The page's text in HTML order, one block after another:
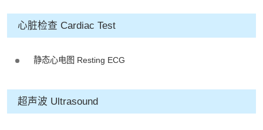
心脏检查 Cardiac Test
静态心电图 Resting ECG
超声波 Ultrasound
祝您健康愉快！